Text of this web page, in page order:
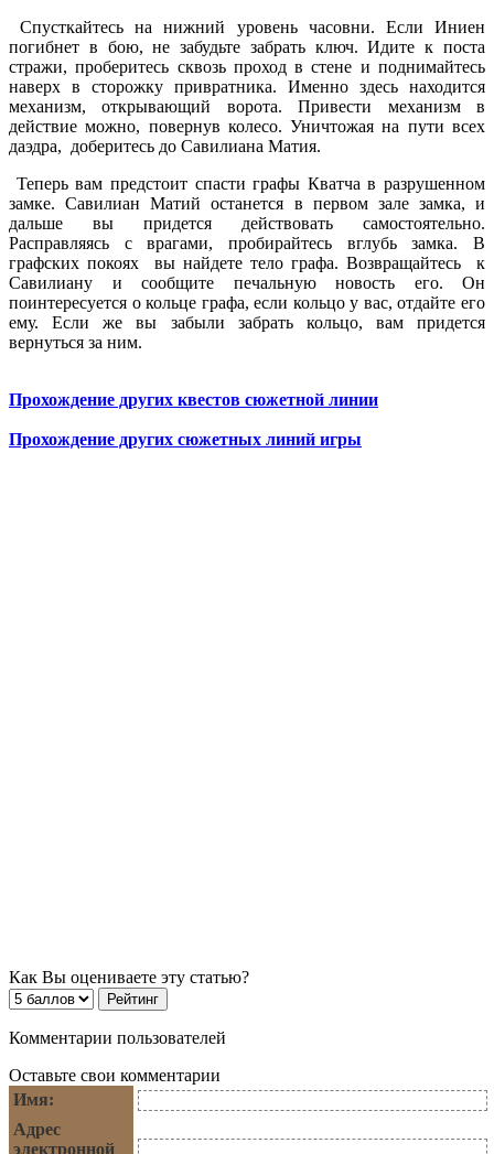
Спусткайтесь на нижний уровень часовни. Если Иниен
погибнет в бою, не забудьте забрать ключ. Идите к поста
стражи, проберитесь сквозь проход в стене и поднимайтесь
наверх в сторожку привратника. Именно здесь находится
механизм, открывающий ворота. Привести механизм в
действие можно, повернув колесо. Уничтожая на пути всех
даэдра, доберитесь до Савилиана Матия.
Теперь вам предстоит спасти графы Кватча в разрушенном
замке. Савилиан Матий останется в первом зале замка, и
дальше вы придется действовать самостоятельно.
Расправляясь с врагами, пробирайтесь вглубь замка. В
графских покоях вы найдете тело графа. Возвращайтесь к
Савилиану и сообщите печальную новость его. Он
поинтересуется о кольце графа, если кольцо у вас, отдайте его
ему. Если же вы забыли забрать кольцо, вам придется
вернуться за ним.
Прохождение других квестов сюжетной линии
Прохождение других сюжетных линий игры
Как Вы оцениваете эту статью?
Комментарии пользователей
Оставьте свои комментарии
Имя:
Адрес
электронной